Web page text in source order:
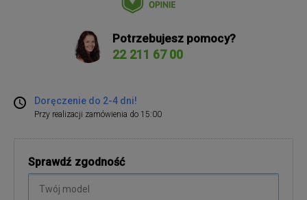
Potrzebujesz pomocy?
22 211 67 00
Doręczenie do 2-4 dni!
Przy realizacji zamówienia do 15:00
Sprawdź zgodność